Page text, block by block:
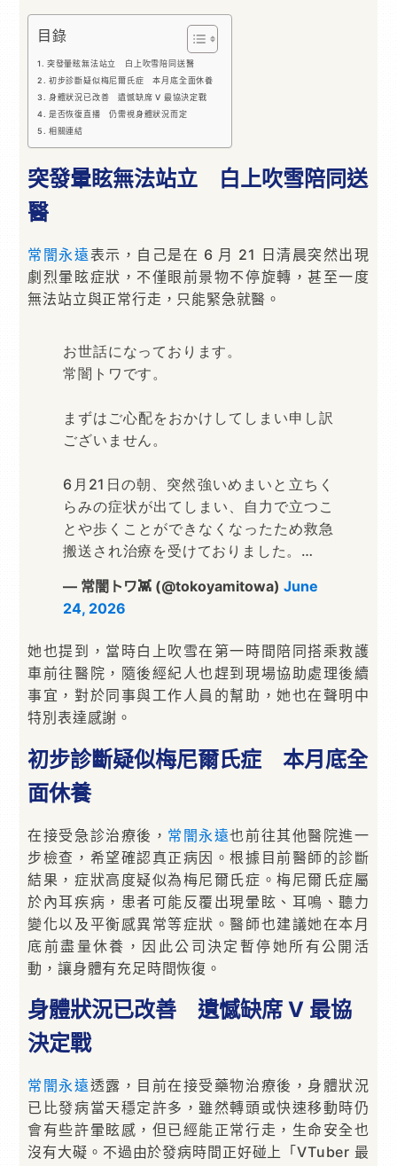
目錄
突發暈眩無法站立 白上吹雪陪同送醫
初步診斷疑似梅尼爾氏症 本月底全面休養
身體狀況已改善 遺憾缺席 V 最協決定戰
是否恢復直播 仍需視身體狀況而定
相關連結
突發暈眩無法站立 白上吹雪陪同送
醫
常闇永遠表示，自己是在 6 月 21 日清晨突然出現
劇烈暈眩症狀，不僅眼前景物不停旋轉，甚至一度
無法站立與正常行走，只能緊急就醫。
お世話になっております。
常闇トワです。
まずはご心配をおかけしてしまい申し訳
ございません。
6月21日の朝、突然強いめまいと立ちく
らみの症状が出てしまい、自力で立つこ
とや歩くことができなくなったため救急
搬送され治療を受けておりました。…
— 常闇トワ👾 (@tokoyamitowa)June
24, 2026
她也提到，當時白上吹雪在第一時間陪同搭乘救護
車前往醫院，隨後經紀人也趕到現場協助處理後續
事宜，對於同事與工作人員的幫助，她也在聲明中
特別表達感謝。
初步診斷疑似梅尼爾氏症 本月底全
面休養
在接受急診治療後， 常闇永遠也前往其他醫院進一
步檢查，希望確認真正病因。根據目前醫師的診斷
結果，症狀高度疑似為梅尼爾氏症。梅尼爾氏症屬
於內耳疾病，患者可能反覆出現暈眩、耳鳴、聽力
變化以及平衡感異常等症狀。醫師也建議她在本月
底前盡量休養，因此公司決定暫停她所有公開活
動，讓身體有充足時間恢復。
身體狀況已改善 遺憾缺席 V 最協
決定戰
常闇永遠透露，目前在接受藥物治療後，身體狀況
已比發病當天穩定許多，雖然轉頭或快速移動時仍
會有些許暈眩感，但已經能正常行走，生命安全也
沒有大礙。不過由於發病時間正好碰上「VTuber 最